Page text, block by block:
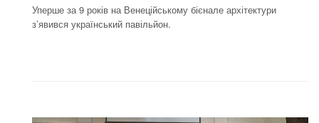
Уперше за 9 років на Венеційському бієнале архітектури
з’явився український павільйон.